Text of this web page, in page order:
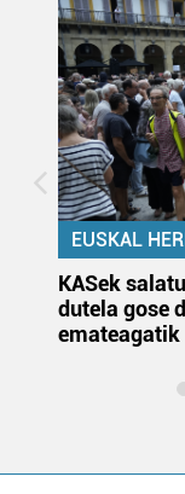
EUSKAL
KASek
dutela gose
emateagatik